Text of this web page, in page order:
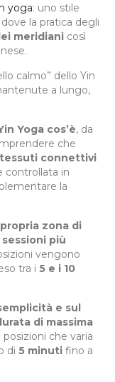
yoga: uno stile
la pratica degli
meridiani così
calmo” dello Yin
a lungo,
Yoga cos’è, da
che
connettivi
controllata in
la
zona di
più
vengono
tra i 5 e i 10
e sul
di massima
che varia
di 5 minuti fino a